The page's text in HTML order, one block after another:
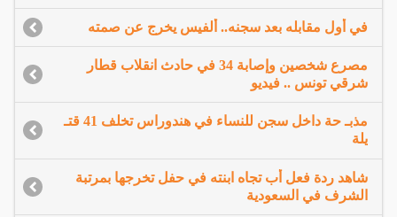
في أول مقابله بعد سجنه.. ألفيس يخرج عن صمته
مصرع شخصين وإصابة 34 في حادث انقلاب قطار
شرقي تونس .. فيديو
مذبـ حة داخل سجن للنساء في هندوراس تخلف 41 قتـ
يلة
شاهد ردة فعل أب تجاه ابنته في حفل تخرجها بمرتبة
الشرف في السعودية